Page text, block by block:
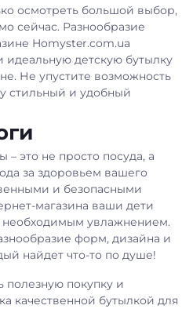
осмотреть большой выбор,
сейчас. Разнообразие
Homyster.com.ua
идеальную детскую бутылку
Не упустите возможность
стильный и удобный
– это не просто посуда, а
за здоровьем вашего
и безопасными
магазина ваши дети
необходимым увлажнением.
форм, дизайна и
найдет что-то по душе!
полезную покупку и
качественной бутылкой для